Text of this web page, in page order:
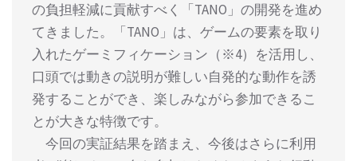
の負担軽減に貢献すべく「TANO」の開発を進め
てきました。「TANO」は、ゲームの要素を取り
入れたゲーミフィケーション（※4）を活用し、
口頭では動きの説明が難しい自発的な動作を誘
発することができ、楽しみながら参加できるこ
とが大きな特徴です。
今回の実証結果を踏まえ、今後はさらに利用